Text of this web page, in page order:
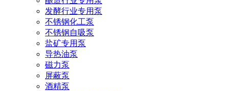
发酵行业专用泵
不锈钢化工泵
不锈钢自吸泵
盐矿专用泵
导热油泵
磁力泵
屏蔽泵
酒精泵